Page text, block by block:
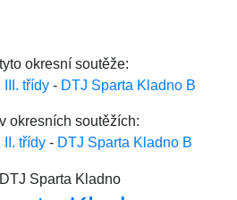
okresní soutěže:
třídy - DTJ Sparta Kladno B
okresních soutěžích:
II. třídy - DTJ Sparta Kladno B